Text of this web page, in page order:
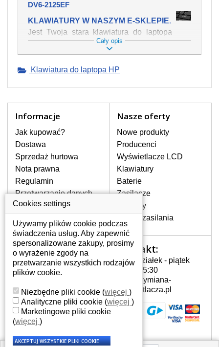
DV6-2125EF
KLAWIATURY W NASZYM E-SKLEPIE.
Jest Twoja stara klawiatura do laptopa
HP Pavilion dv6-2125ef mechanicznie
uszkodzona, polałeś ją płynem, który
swojej pozycji? Kup nową klawiaturę,
Oferujemy oryginalne klawiatury w
stronie internetowej ją znajdziesz za
pomocy wyszukiwarki. Wystarczy znać
model laptopa. Przy każdej klawiaturze
nie może brakować szczególowe zdjęcie
do aktualnego stanu naszego magazynu.
W JAKI SPOSÓB MOŻE SIĘ
PRZEJAWIAĆ USTERKA
Częstymi objawami są pomijanie liter
czy wyświetlanie innych liter oraz
dublowanie tych samych znaków. W
przypadku podlicia klawisze nie
powrócą do pierwotnej pozycji. Albo
też uszkodzenie mechaniczne, np.
JAK TO DZIAŁA?
Klawiatura składa się z kilku
warstw folii, z których przewodzą
przewodzące warstwy.
Cały opis
Klawiatura do laptopa HP
Informacje
Jak kupować?
Dostawa
Sprzedaż hurtowa
Nota prawna
Regulamin
Przetwarzanie danych
osobowych
Gdzie nas znajdziesz
Nasze oferty
Nowe produkty
Producenci
Wyświetlacze LCD
Klawiatury
Baterie
Zasilacze
Zawiasy
Złącza zasilania
Twoje konto
Twoje konto
Dane osobowe
Adresy
Historia zamówień
Kontakt:
Poniedziałek - piątek
7:00 - 15:30
info@wymiana-
wyswietlacza.pl
Cookies settings
Używamy plików cookie podczas
świadczenia usług. Aby zapewnić
spersonalizowane zakupy, prosimy
o wyrażenie zgody na
przetwarzanie wszystkich rodzajów
plików cookie.
Niezbędne pliki cookie (więcej )
Analityczne pliki cookie (więcej )
Marketingowe pliki cookie
(więcej )